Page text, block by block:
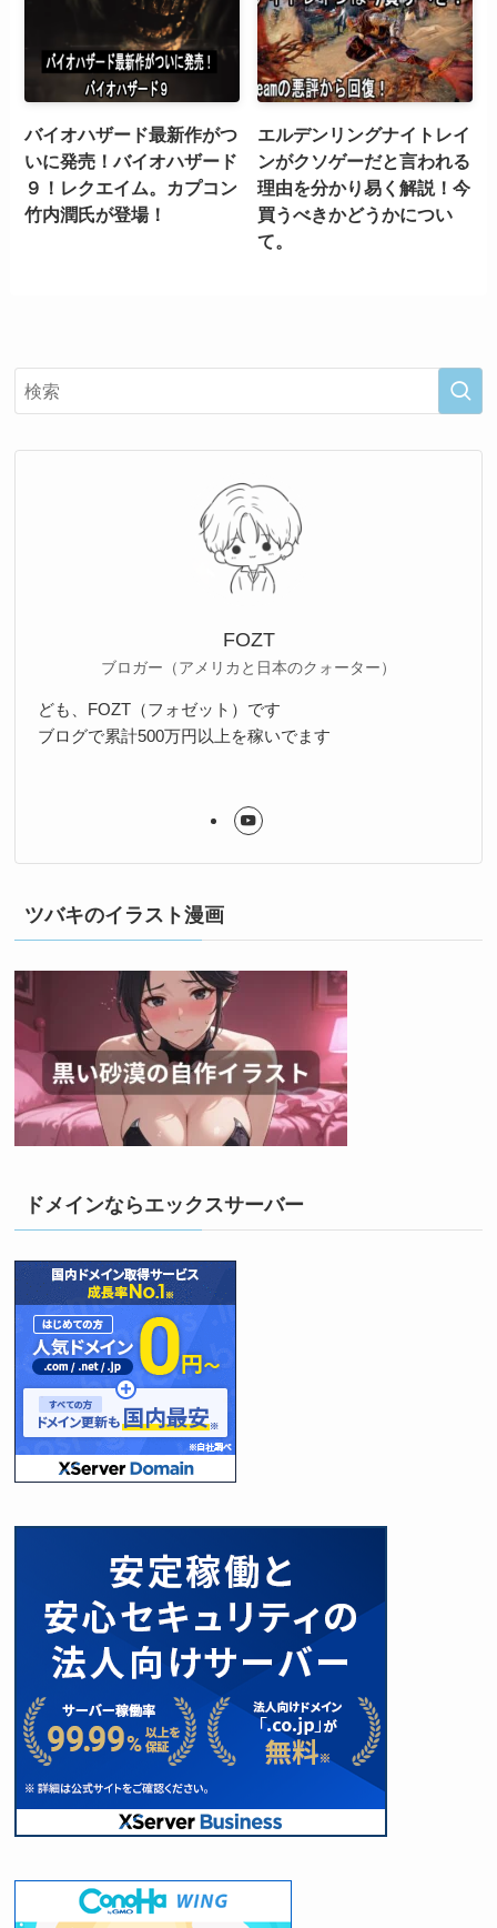
バイオハザード最新作がつ
いに発売！バイオハザード
９！レクエイム。カプコン
竹内潤氏が登場！
エルデンリングナイトレイ
ンがクソゲーだと言われる
理由を分かり易く解説！今
買うべきかどうかについ
て。
FOZT
ブロガー（アメリカと日本のクォーター）
ども、FOZT（フォゼット）です
ブログで累計500万円以上を稼いでます
ツバキのイラスト漫画
ドメインならエックスサーバー